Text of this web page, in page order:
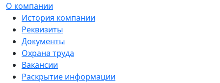
О компании
История компании
Реквизиты
Документы
Охрана труда
Вакансии
Раскрытие информации